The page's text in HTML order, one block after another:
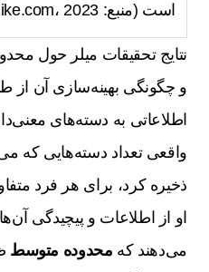
است (منبع: Nike.com، 2023)
نتایج تحقیقات میلر حول
و چگونگی بهینه‌سازی آن از
اطلاعاتی به دسته‌های
واقعی تعداد دسته‌هایی که
ذخیره کرد، برای هر فرد
او از اطلاعات و پیچیدگی
می‌دهند که محدوده متوسط